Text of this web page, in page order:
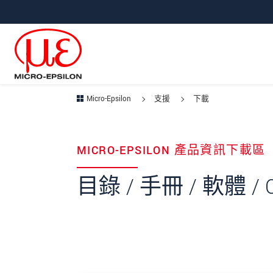
Micro-Epsilon 支援 下載
MICRO-EPSILON 產品資訊下載區
目錄 / 手冊 / 軟體 /